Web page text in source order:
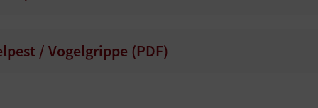
/ Vogelgrippe (PDF)